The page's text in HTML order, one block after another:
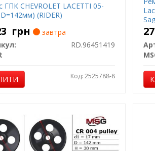
ГПК CHEVROLET LACETTI 05-
(RIDER)
грн
завтра
RD.96451419
Код: 2525788-8